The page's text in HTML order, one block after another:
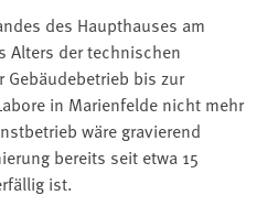
des Haupthauses am
Alters der technischen
Gebäudebetrieb bis zur
in Marienfelde nicht mehr
wäre gravierend
bereits seit etwa 15
ist.